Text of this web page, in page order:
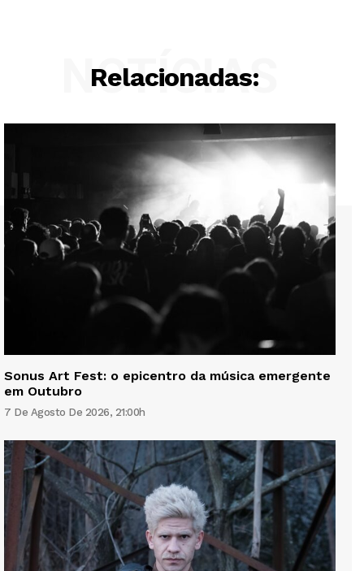
Relacionadas:
NOTÍCIAS
Sonus Art Fest: o epicentro da música emergente
em Outubro
7 De Agosto De 2026, 21:00h